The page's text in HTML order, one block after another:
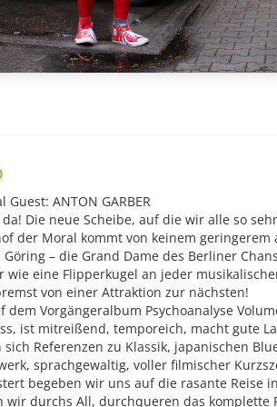
Guest: ANTON GARBER
da! Die neue Scheibe, auf die wir alle so
der Moral kommt von keinem geringerem
Göring – die Grand Dame des Berliner
wie eine Flipperkugel an jeder
von einer Attraktion zur nächsten!
dem Vorgängeralbum Psychoanalyse
ist mitreißend, temporeich, macht gute
sich Referenzen zu Klassik, japanischen
sprachgewaltig, voller filmischer
begeben wir uns auf die rasante Reise
wir durchs All, durchqueren das komplette